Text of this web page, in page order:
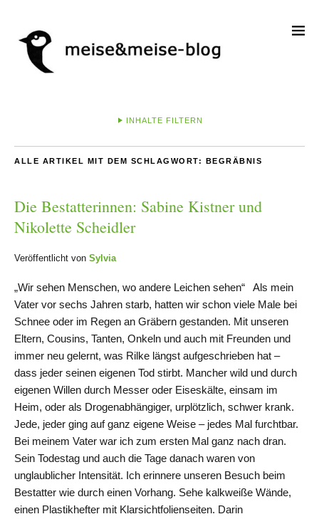
INHALTE FILTERN
ALLE ARTIKEL MIT DEM SCHLAGWORT: BEGRÄBNIS
Die Bestatterinnen: Sabine Kistner und
Nikolette Scheidler
Veröffentlicht von Sylvia
„Wir sehen Menschen, wo andere Leichen sehen“ Als mein
Vater vor sechs Jahren starb, hatten wir schon viele Male bei
Schnee oder im Regen an Gräbern gestanden. Mit unseren
Eltern, Cousins, Tanten, Onkeln und auch mit Freunden und
immer neu gelernt, was Rilke längst aufgeschrieben hat –
dass jeder seinen eigenen Tod stirbt. Mancher wild und durch
eigenen Willen durch Messer oder Eiseskälte, einsam im
Heim, oder als Drogenabhängiger, urplötzlich, schwer krank.
Jede, jeder ging auf ganz eigene Weise – jedes Mal furchtbar.
Bei meinem Vater war ich zum ersten Mal ganz nach dran.
Sein Todestag und auch die Tage danach waren von
unglaublicher Intensität. Ich erinnere unseren Besuch beim
Bestatter wie durch einen Vorhang. Sehe kalkweiße Wände,
einen Plastikhefter mit Klarsichtfolienseiten. Darin